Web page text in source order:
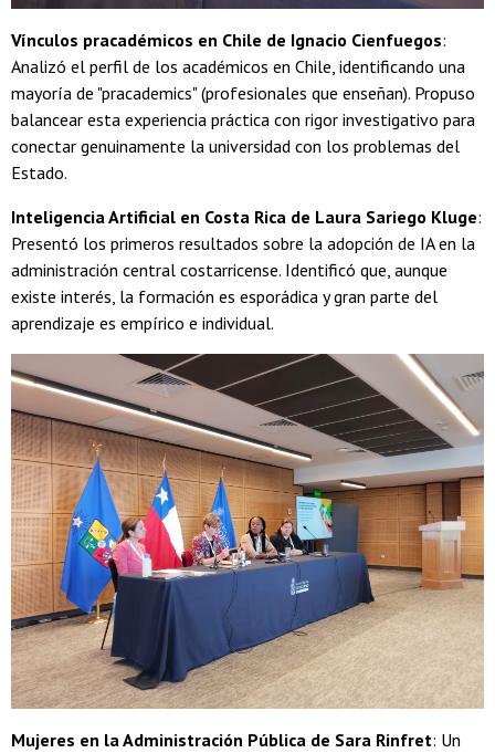
Vínculos pracadémicos en Chile de Ignacio Cienfuegos:
Analizó el perfil de los académicos en Chile, identificando una
mayoría de "pracademics" (profesionales que enseñan). Propuso
balancear esta experiencia práctica con rigor investigativo para
conectar genuinamente la universidad con los problemas del
Estado.
Inteligencia Artificial en Costa Rica de Laura Sariego Kluge:
Presentó los primeros resultados sobre la adopción de IA en la
administración central costarricense. Identificó que, aunque
existe interés, la formación es esporádica y gran parte del
aprendizaje es empírico e individual.
Mujeres en la Administración Pública de Sara Rinfret: Un